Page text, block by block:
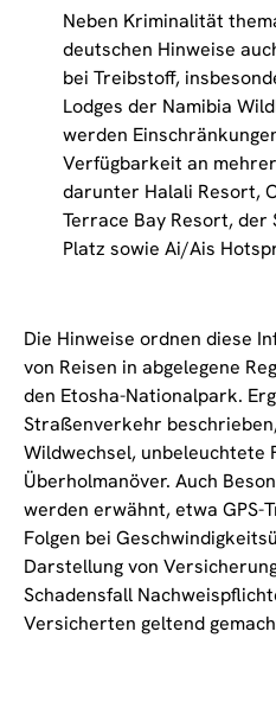
Neben Kriminalität
deutschen Hinweise
bei Treibstoff,
Lodges der Namibia
werden
Verfügbarkeit an
darunter Halali Resort,
Terrace Bay Resort, der
Platz sowie Ai/Ais
Die Hinweise ordnen diese
von Reisen in abgelegene
den Etosha-Nationalpark.
Straßenverkehr
Wildwechsel, unbeleuchtete
Überholmanöver. Auch
werden erwähnt, etwa GPS-
Folgen bei
Darstellung von
Schadensfall
Versicherten geltend